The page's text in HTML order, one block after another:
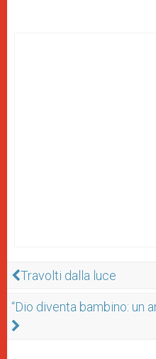
Travolti dalla luce
“Dio diventa bambino: un